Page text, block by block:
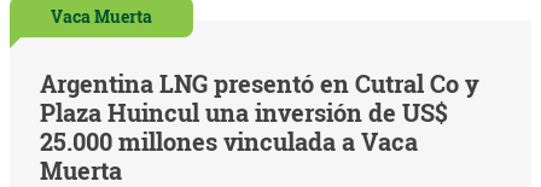
Vaca Muerta
Argentina LNG presentó en Cutral Co y
Plaza Huincul una inversión de US$
25.000 millones vinculada a Vaca
Muerta